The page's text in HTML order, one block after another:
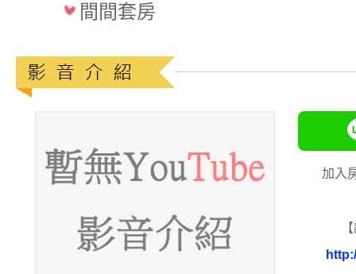
間間套房
加入